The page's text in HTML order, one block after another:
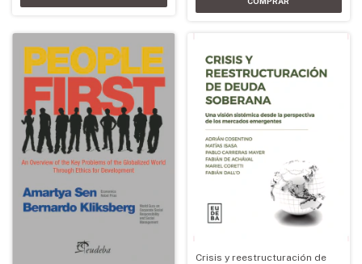
Crisis y reestructuración de